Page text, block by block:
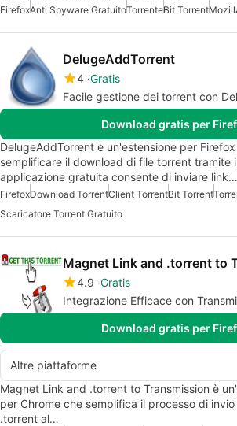
FirefoxAnti Spyware GratuitoTorrenteBit Torrent
DelugeAddTorrent
4 Gratis
Facile gestione dei torrent con
Download gratis per
DelugeAddTorrent è un'estensione per
semplificare il download di file torrent tramite
applicazione gratuita consente di inviare link…
FirefoxDownload TorrentClient TorrentBit Torrent
Scaricatore Torrent Gratuito
Magnet Link and .torrent to
4.9 Gratis
Integrazione Efficace con
Download gratis per
Altre piattaforme
Magnet Link and .torrent to Transmission è
per Chrome che semplifica il processo di
.torrent al…